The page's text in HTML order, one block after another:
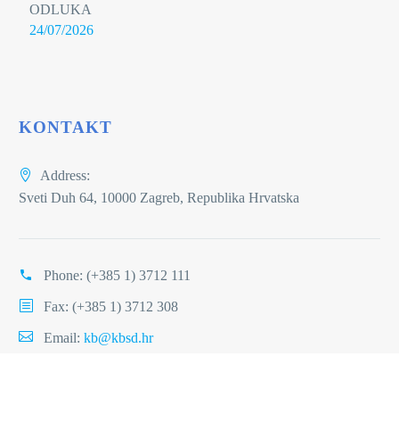
ODLUKA
24/07/2026
KONTAKT
Address:
Sveti Duh 64, 10000 Zagreb, Republika Hrvatska
Phone: (+385 1) 3712 111
Fax: (+385 1) 3712 308
Email: kb@kbsd.hr